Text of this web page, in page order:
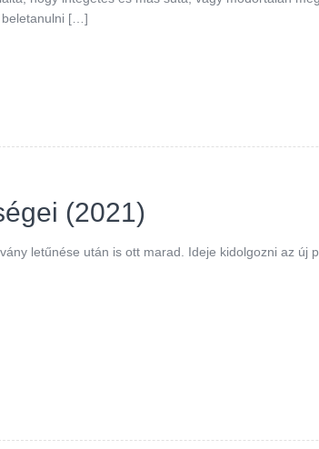
beletanulni […]
(2021)
letűnése után is ott marad. Ideje kidolgozni az új